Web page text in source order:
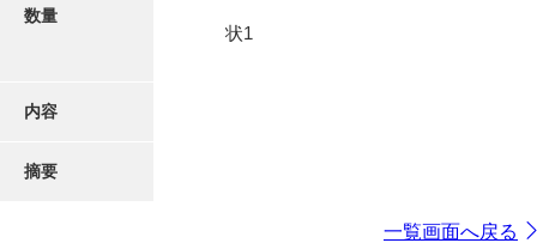
数量
状1
内容
摘要
一覧画面へ戻る